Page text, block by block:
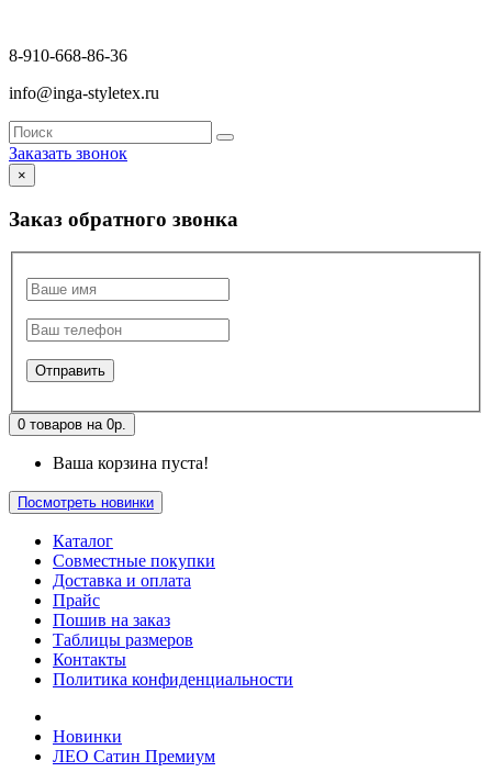
8-910-668-86-36
info@inga-styletex.ru
Заказать звонок
×
Заказ обратного звонка
0 товаров на 0р.
Ваша корзина пуста!
Посмотреть новинки
Каталог
Совместные покупки
Доставка и оплата
Прайс
Пошив на заказ
Таблицы размеров
Контакты
Политика конфиденциальности
Новинки
ЛЕО Сатин Премиум